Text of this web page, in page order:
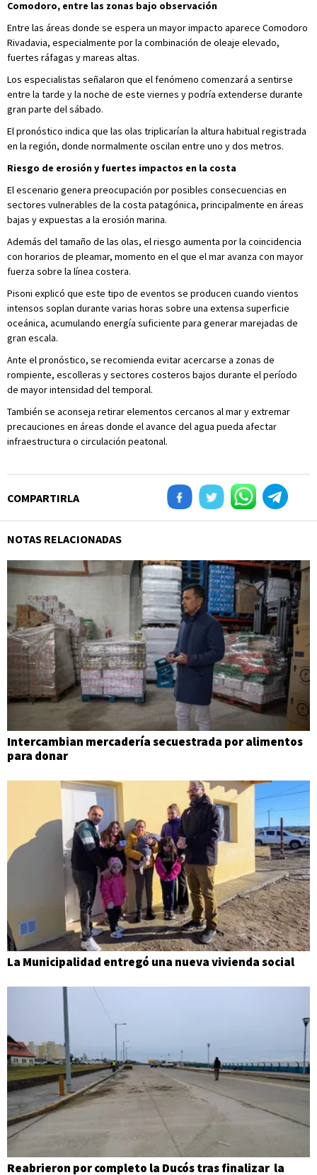
Comodoro, entre las zonas bajo observación
Entre las áreas donde se espera un mayor impacto aparece Comodoro
Rivadavia, especialmente por la combinación de oleaje elevado,
fuertes ráfagas y mareas altas.
Los especialistas señalaron que el fenómeno comenzará a sentirse
entre la tarde y la noche de este viernes y podría extenderse durante
gran parte del sábado.
El pronóstico indica que las olas triplicarían la altura habitual registrada
en la región, donde normalmente oscilan entre uno y dos metros.
Riesgo de erosión y fuertes impactos en la costa
El escenario genera preocupación por posibles consecuencias en
sectores vulnerables de la costa patagónica, principalmente en áreas
bajas y expuestas a la erosión marina.
Además del tamaño de las olas, el riesgo aumenta por la coincidencia
con horarios de pleamar, momento en el que el mar avanza con mayor
fuerza sobre la línea costera.
Pisoni explicó que este tipo de eventos se producen cuando vientos
intensos soplan durante varias horas sobre una extensa superficie
oceánica, acumulando energía suficiente para generar marejadas de
gran escala.
Ante el pronóstico, se recomienda evitar acercarse a zonas de
rompiente, escolleras y sectores costeros bajos durante el período
de mayor intensidad del temporal.
También se aconseja retirar elementos cercanos al mar y extremar
precauciones en áreas donde el avance del agua pueda afectar
infraestructura o circulación peatonal.
COMPARTIRLA
NOTAS RELACIONADAS
Intercambian mercadería secuestrada por alimentos
para donar
La Municipalidad entregó una nueva vivienda social
Reabrieron por completo la Ducós tras finalizar la